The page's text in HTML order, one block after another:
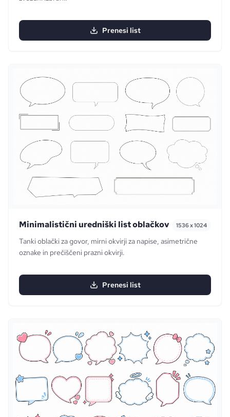
Prenesi list
Minimalistični uredniški list oblačkov 1536 x 1024
Tanki oblački za govor, mirni okvirji za napise, asimetrične
oznake in prečiščeni prazni okvirji.
Prenesi list